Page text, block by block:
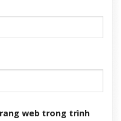
web trong trình